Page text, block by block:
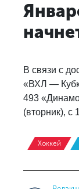
В связи с
«ВХЛ —
493
(вторник), с
Хоккей